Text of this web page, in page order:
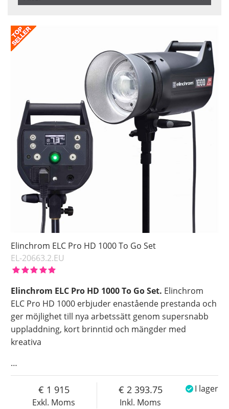
I lager
Elinchrom ELC Pro HD 1000 To Go Set
EL-20663.2.EU
Elinchrom ELC Pro HD 1000 To Go Set. Elinchrom
ELC Pro HD 1000 erbjuder enastående prestanda och
ger möjlighet till nya arbetssätt genom supersnabb
uppladdning, kort brinntid och mängder med
kreativa
…
Exkl. Moms
1 915
Inkl. Moms
2 393.75 I lager